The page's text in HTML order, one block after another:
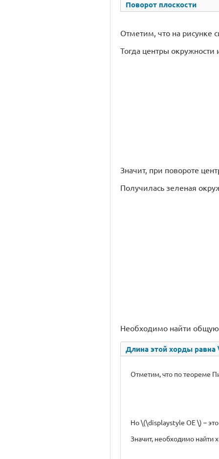
Поворот плоскости
Отметим, что на рисунке
Тогда центры окружности
Значит, при повороте
Получилась зеленая
Необходимо найти общую
Длина этой хорды
Отметим, что по теореме
Но \(\displaystyle OE \) –
Значит, необходимо